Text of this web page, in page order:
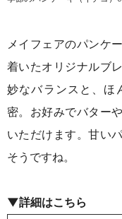
メイフェアのパンケ
着いたオリジナルブ
妙なバランスと、ほ
密。お好みでバター
いただけます。甘い
そうですね。
▼詳細はこちら